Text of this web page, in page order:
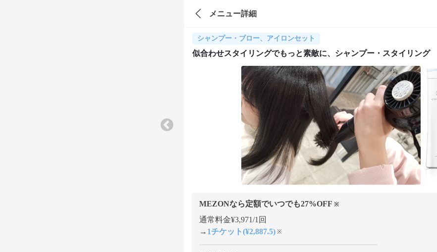
メニュー詳細
シャンプー・ブロー、アイロンセット
似合わせスタイリングでもっと素敵に、シャンプー・スタイリング
MEZONなら定額でいつでも27%OFF ※
通常料金¥3,971/1回
→ 1チケット(¥2,887.5) ※